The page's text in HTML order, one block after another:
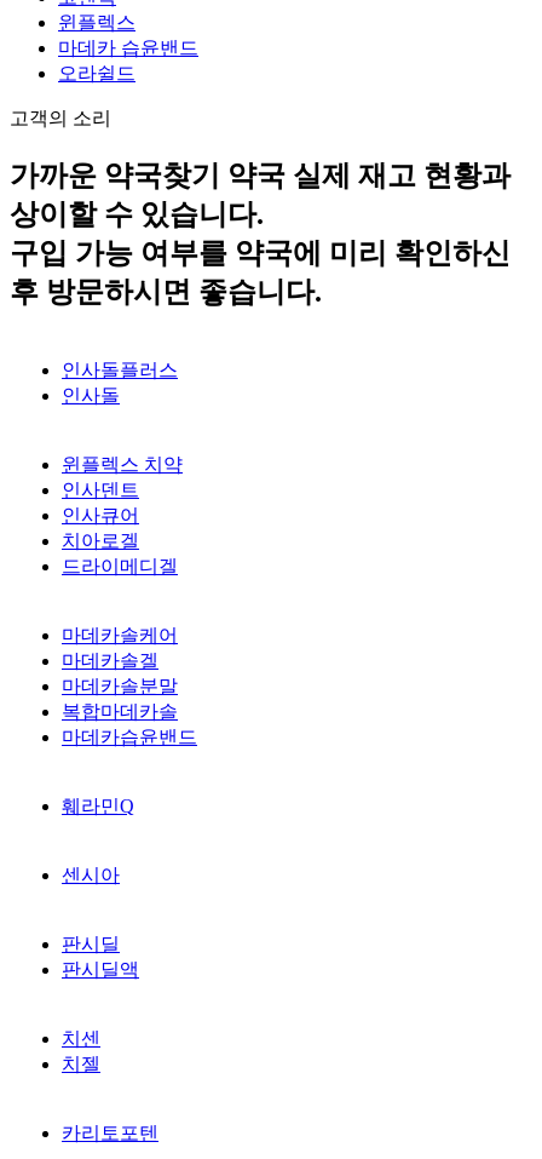
윈플렉스
마데카 습윤밴드
오라쉴드
고객의 소리
가까운 약국찾기
약국 실제 재고 현황과
상이할 수 있습니다.
구입 가능 여부를 약국에 미리 확인하신
후 방문하시면 좋습니다.
인사돌플러스
인사돌
윈플렉스 치약
인사덴트
인사큐어
치아로겔
드라이메디겔
마데카솔케어
마데카솔겔
마데카솔분말
복합마데카솔
마데카습윤밴드
훼라민Q
센시아
판시딜
판시딜액
치센
치젤
카리토포텐